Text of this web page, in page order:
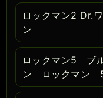
ロックマン2 Dr.
ン
ロックマン5 ブ
ン ロックマン